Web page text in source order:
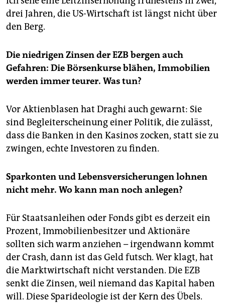
drei Jahren, die US-Wirtschaft ist längst nicht über
den Berg.
Die niedrigen Zinsen der EZB bergen auch
Gefahren: Die Börsenkurse blähen, Immobilien
werden immer teurer. Was tun?
Vor Aktienblasen hat Draghi auch gewarnt: Sie
sind Begleiterscheinung einer Politik, die zulässt,
dass die Banken in den Kasinos zocken, statt sie zu
zwingen, echte Investoren zu finden.
Sparkonten und Lebensversicherungen lohnen
nicht mehr. Wo kann man noch anlegen?
Für Staatsanleihen oder Fonds gibt es derzeit ein
Prozent, Immobilienbesitzer und Aktionäre
sollten sich warm anziehen – irgendwann kommt
der Crash, dann ist das Geld futsch. Wer klagt, hat
die Marktwirtschaft nicht verstanden. Die EZB
senkt die Zinsen, weil niemand das Kapital haben
will. Diese Sparideologie ist der Kern des Übels.